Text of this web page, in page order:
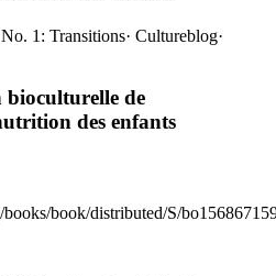
1: Transitions· Cultureblog·
bioculturelle de
des enfants
books/book/distributed/S/